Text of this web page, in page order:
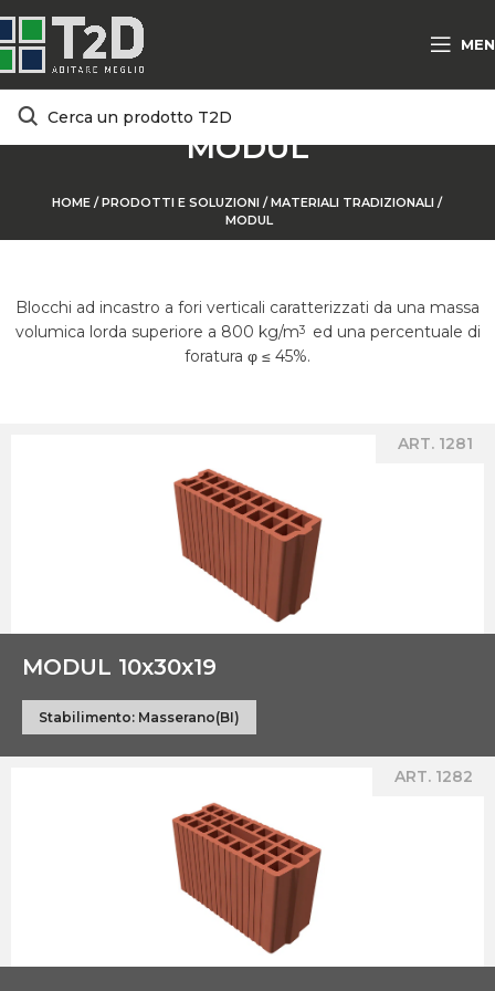
MODUL
HOME /PRODOTTI E SOLUZIONI /MATERIALI TRADIZIONALI /
MODUL
Blocchi ad incastro a fori verticali caratterizzati da una massa
volumica lorda superiore a 800 kg/m3
ed una percentuale di
foratura φ ≤ 45%.
ART. 1281
MODUL 10x30x19
Stabilimento: Masserano(BI)
ART. 1282